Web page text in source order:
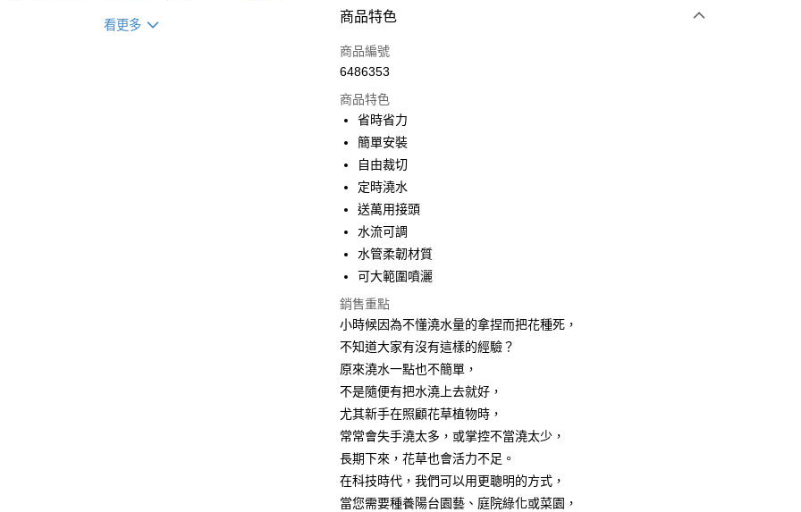
看更多
付款方式
信用卡一次付款
LINE Pay
Apple Pay
街口支付
悠遊付
AFTEE先享後付
相關說明
【關於「AFTEE先享後付」】
AFTEE先享後付是「在收到商品之後才付款」的支付方式。 讓您購物簡單
便利好安心！
１．簡單：不需註冊會員、不需綁卡、不需儲值。
２．便利：只要手機號碼，簡訊認證，即可結帳。
３．安心：先確認商品／服務後，再付款。
【「AFTEE先享後付」結帳流程】
１．於結帳方式選擇「AFTEE先享後付」後，將跳轉至「AFTEE先享後
付」結帳頁面，進行簡訊認證並確認金額後，即可完成結帳。
２．訂單成立數日內，您將收到繳費通知簡訊。
３．收到繳費通知簡訊後14天內，點擊此簡訊中的連結，可透過四大超商
／ATM／網路銀行／等多元方式進行付款，方視為交易完成。
※ 請注意：結帳手續完成當下不需立刻繳費，但若您需要取消訂單，請聯
ATM付款
運送方式
全家取貨付款
每筆NT$60，滿NT$499(含以上)免運費
7-11取貨付款
7-11取貨(快速到店)
商品特色
商品編號
6486353
商品特色
省時省力
簡單安裝
自由裁切
定時澆水
送萬用接頭
水流可調
水管柔韌材質
可大範圍噴灑
銷售重點
小時候因為不懂澆水量的拿捏而把花種死，
不知道大家有沒有這樣的經驗？
原來澆水一點也不簡單，
不是隨便有把水澆上去就好，
尤其新手在照顧花草植物時，
常常會失手澆太多，或掌控不當澆太少，
長期下來，花草也會活力不足。
在科技時代，我們可以用更聰明的方式，
當您需要種養陽台園藝、庭院綠化或菜園，